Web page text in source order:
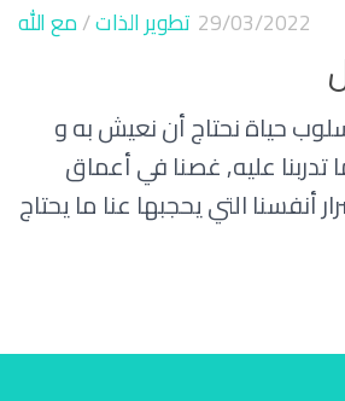
تطوير الذات/مع الله 29/03/2022
حياة نحتاج أن نعيش به و
عليه, غصنا في أعماق
أنفسنا التي يحجبها عنا ما يحتاج